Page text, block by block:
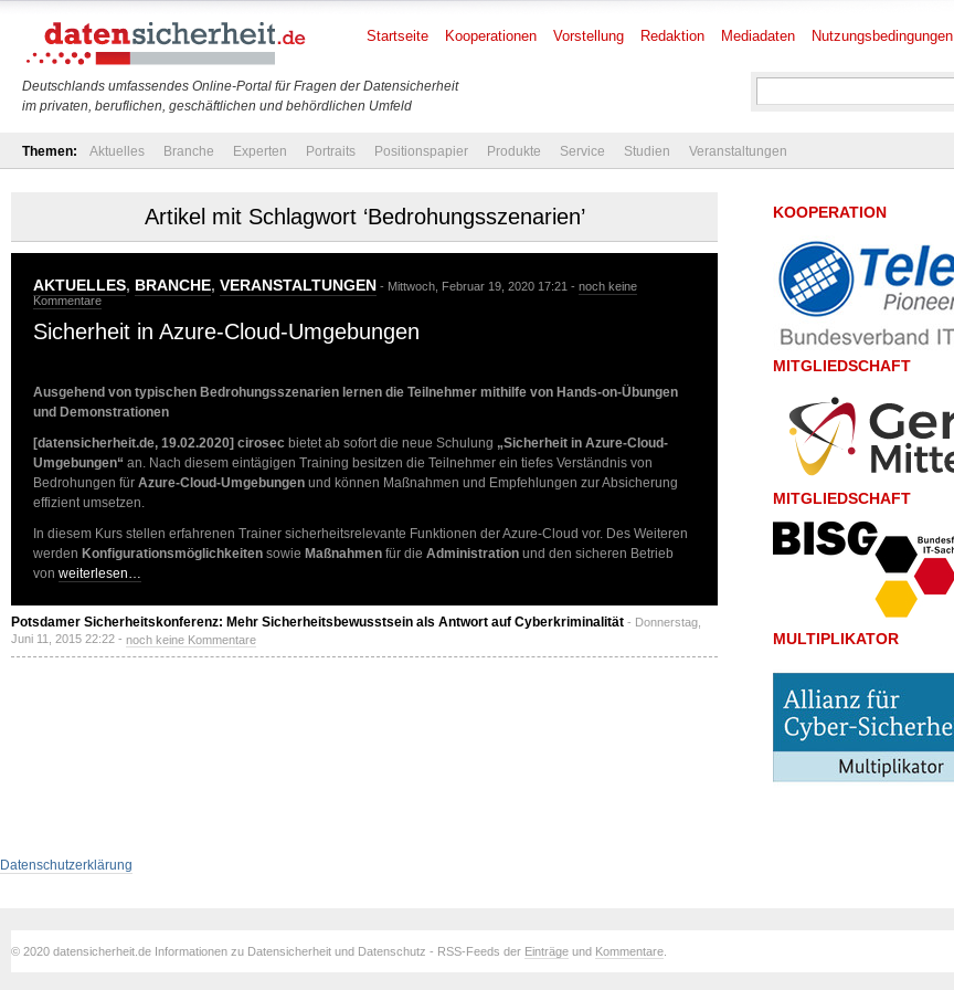
Deutschlands umfassendes Online-Portal für Fragen der Datensicherheit
im privaten, beruflichen, geschäftlichen und behördlichen Umfeld
Startseite Kooperationen Vorstellung Redaktion Mediadaten Nutzungsbedingungen
Themen: Aktuelles Branche Experten Portraits Positionspapier Produkte Service Studien Veranstaltungen
Artikel mit Schlagwort ‘Bedrohungsszenarien’
AKTUELLES, BRANCHE, VERANSTALTUNGEN - Mittwoch, Februar 19, 2020 17:21 - noch keine
Kommentare
Sicherheit in Azure-Cloud-Umgebungen
Ausgehend von typischen Bedrohungsszenarien lernen die Teilnehmer mithilfe von Hands-on-Übungen
und Demonstrationen
[datensicherheit.de, 19.02.2020] cirosec bietet ab sofort die neue Schulung „Sicherheit in Azure-Cloud-
Umgebungen“ an. Nach diesem eintägigen Training besitzen die Teilnehmer ein tiefes Verständnis von
Bedrohungen für Azure-Cloud-Umgebungen und können Maßnahmen und Empfehlungen zur Absicherung
effizient umsetzen.
In diesem Kurs stellen erfahrenen Trainer sicherheitsrelevante Funktionen der Azure-Cloud vor. Des Weiteren
werden Konfigurationsmöglichkeiten sowie Maßnahmen für die Administration und den sicheren Betrieb
von weiterlesen…
Potsdamer Sicherheitskonferenz: Mehr Sicherheitsbewusstsein als Antwort auf Cyberkriminalität - Donnerstag,
Juni 11, 2015 22:22 - noch keine Kommentare
KOOPERATION
MITGLIEDSCHAFT
MITGLIEDSCHAFT
MULTIPLIKATOR
Datenschutzerklärung
© 2020 datensicherheit.de Informationen zu Datensicherheit und Datenschutz - RSS-Feeds der Einträge und Kommentare